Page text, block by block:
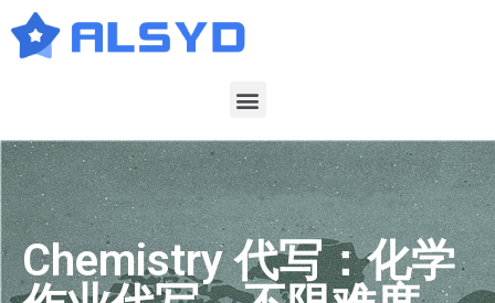
Chemistry 代写：化学